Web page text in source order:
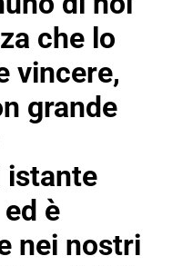
che lo
vincere,
grande
istante
è
nei nostri